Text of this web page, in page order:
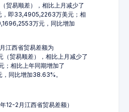
贸易顺差），相比上月减少了
即33,4905,2263万美元；相
万元，同比增加
江西省贸易差额为
贸易顺差），相比上月减少了
相比上年同期增加了
同比增加38.63%。
12-2月江西省贸易差额）